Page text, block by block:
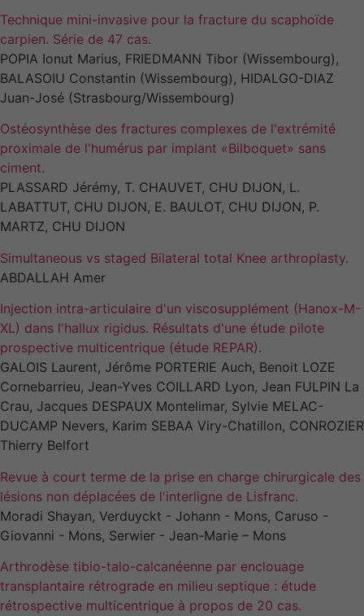
Technique mini-invasive pour la fracture du scaphoïde
carpien. Série de 47 cas.
POPIA Ionut Marius, FRIEDMANN Tibor (Wissembourg),
BALASOIU Constantin (Wissembourg), HIDALGO-DIAZ
Juan-José (Strasbourg/Wissembourg)
Ostéosynthèse des fractures complexes de l'extrémité
proximale de l'humérus par implant «Bilboquet» sans
ciment.
PLASSARD Jérémy, T. CHAUVET, CHU DIJON, L.
LABATTUT, CHU DIJON, E. BAULOT, CHU DIJON, P.
MARTZ, CHU DIJON
Simultaneous vs staged Bilateral total Knee arthroplasty.
ABDALLAH Amer
Injection intra-articulaire d'un viscosupplément (Hanox-M-
XL) dans l'hallux rigidus. Résultats d'une étude pilote
prospective multicentrique (étude REPAR).
GALOIS Laurent, Jérôme PORTERIE Auch, Benoit LOZE
Cornebarrieu, Jean-Yves COILLARD Lyon, Jean FULPIN La
Crau, Jacques DESPAUX Montelimar, Sylvie MELAC-
DUCAMP Nevers, Karim SEBAA Viry-Chatillon, CONROZIER
Thierry Belfort
Revue à court terme de la prise en charge chirurgicale des
lésions non déplacées de l'interligne de Lisfranc.
Moradi Shayan, Verduyckt - Johann - Mons, Caruso -
Giovanni - Mons, Serwier - Jean-Marie – Mons
Arthrodèse tibio-talo-calcanéenne par enclouage
transplantaire rétrograde en milieu septique : étude
rétrospective multicentrique à propos de 20 cas.
Experience
Afin que notre
site Web
fonctionne au
votre visite. Si
vous refusez
certaines
fonctionnalités
disparaîtront
En partageant
vos intérêts et
votre
comportement
lorsque vous
visitez notre
site, vous
augmentez les
chances de
des offres
personnalisés.